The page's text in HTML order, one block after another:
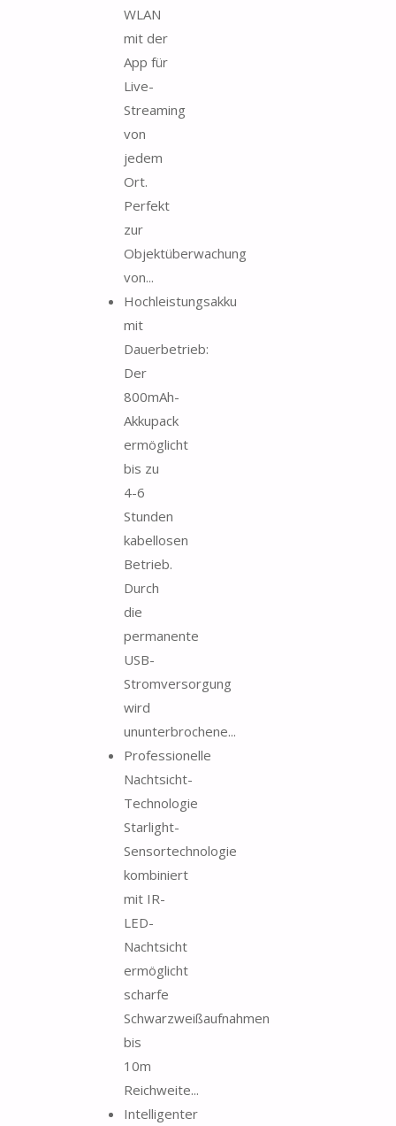
WLAN
mit der
App für
Live-
Streaming
von
jedem
Ort.
Perfekt
zur
Objektüberwachung
von...
Hochleistungsakku
mit
Dauerbetrieb:
Der
800mAh-
Akkupack
ermöglicht
bis zu
4-6
Stunden
kabellosen
Betrieb.
Durch
die
permanente
USB-
Stromversorgung
wird
ununterbrochene...
Professionelle
Nachtsicht-
Technologie
Starlight-
Sensortechnologie
kombiniert
mit IR-
LED-
Nachtsicht
ermöglicht
scharfe
Schwarzweißaufnahmen
bis
10m
Reichweite...
Intelligenter